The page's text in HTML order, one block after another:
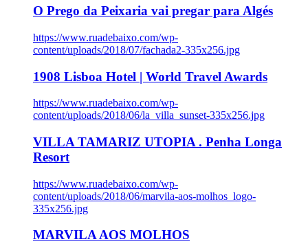
O Prego da Peixaria vai pregar para Algés
https://www.ruadebaixo.com/wp-
content/uploads/2018/07/fachada2-335x256.jpg
1908 Lisboa Hotel | World Travel Awards
https://www.ruadebaixo.com/wp-
content/uploads/2018/06/la_villa_sunset-335x256.jpg
VILLA TAMARIZ UTOPIA . Penha Longa
Resort
https://www.ruadebaixo.com/wp-
content/uploads/2018/06/marvila-aos-molhos_logo-
335x256.jpg
MARVILA AOS MOLHOS